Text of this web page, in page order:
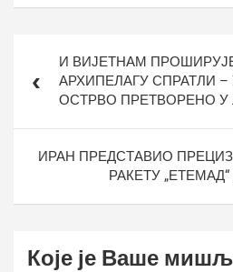
чланкаИ ВИЈЕТНАМ
АРХИПЕЛАГУ СПРАТЛИ
ОСТРВО ПРЕТВОРЕНО У
ИРАН ПРЕДСТАВИО
РАКЕТУ
Које је Ваше